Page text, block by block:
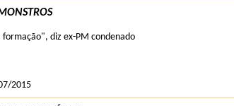
formação", diz ex-PM condenado
2015